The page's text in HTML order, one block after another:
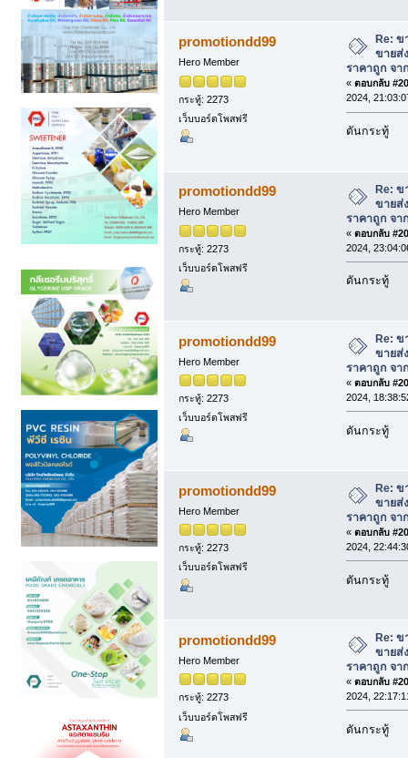
promotiondd99
Hero Member
กระทู้: 2273
เว็บบอร์ดโพสฟรี
Re: ข
ขายส่
ราคาถูก จา
« ตอบกลับ
2024,
ดันกระทู้
promotiondd99
Hero Member
กระทู้: 2273
เว็บบอร์ดโพสฟรี
Re: ข
ขายส่
ราคาถูก จา
« ตอบกลับ
2024,
ดันกระทู้
promotiondd99
Hero Member
กระทู้: 2273
เว็บบอร์ดโพสฟรี
Re: ข
ขายส่
ราคาถูก จา
« ตอบกลับ
2024,
ดันกระทู้
promotiondd99
Hero Member
กระทู้: 2273
เว็บบอร์ดโพสฟรี
Re: ข
ขายส่
ราคาถูก จา
« ตอบกลับ
2024,
ดันกระทู้
promotiondd99
Hero Member
กระทู้: 2273
เว็บบอร์ดโพสฟรี
Re: ข
ขายส่
ราคาถูก จา
« ตอบกลับ
2024,
ดันกระทู้